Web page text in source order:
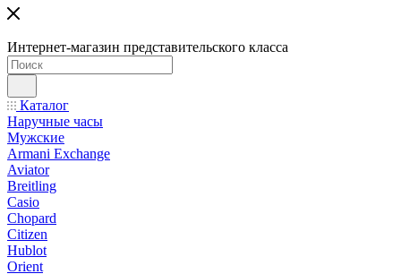
Интернет-магазин представительского класса
Каталог
Наручные часы
Мужские
Armani Exchange
Aviator
Breitling
Casio
Chopard
Citizen
Hublot
Orient